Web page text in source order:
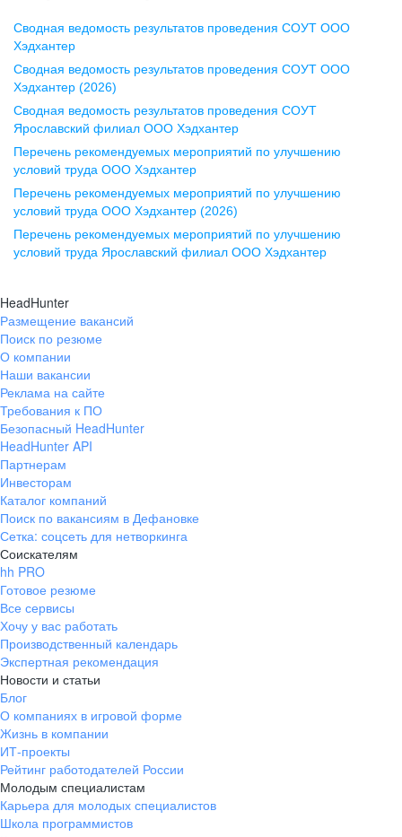
Воронеж
ул. Комиссаржевской, д. 10,
офис 1212
+7 473 280-05-05
pr@vrn.hh.ru
ул. Спартаковская, д. 2А, этаж 3,
помещение 15
+7 843 212-12-50
Екатеринбург
ул. Боевых Дружин, стр. 20,
+7 343 226-79-99
pr@ural.hh.ru
ул. Янковского, д. 169, 7 этаж,
706 каб.
+7 861 205-55-57
pr@krd.hh.ru
Владивосток
пер. Ланинский д. 4, офис 3.4
+7 423 202-33-28
pr@dv.hh.ru
Новосибирск
ул. Большевистская, д. 35,
помещение 21
+7 383 207-94-64
pr@nsk.hh.ru
Сводная ведомость результатов проведения СОУТ ООО
Хэдхантер
Сводная ведомость результатов проведения СОУТ ООО
Хэдхантер (2026)
Сводная ведомость результатов проведения СОУТ
Ярославский филиал ООО Хэдхантер
Перечень рекомендуемых мероприятий по улучшению
условий труда ООО Хэдхантер
Перечень рекомендуемых мероприятий по улучшению
условий труда ООО Хэдхантер (2026)
Перечень рекомендуемых мероприятий по улучшению
условий труда Ярославский филиал ООО Хэдхантер
HeadHunter
Размещение вакансий
Поиск по резюме
О компании
Наши вакансии
Реклама на сайте
Требования к ПО
Безопасный HeadHunter
HeadHunter API
Партнерам
Инвесторам
Каталог компаний
Поиск по вакансиям в Дефановке
Сетка: соцсеть для нетворкинга
Соискателям
hh PRO
Готовое резюме
Все сервисы
Хочу у вас работать
Производственный календарь
Экспертная рекомендация
Новости и статьи
Блог
О компаниях в игровой форме
Жизнь в компании
ИТ-проекты
Рейтинг работодателей России
Молодым специалистам
Карьера для молодых специалистов
Школа программистов